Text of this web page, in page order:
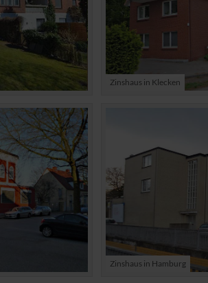
Zinshaus in Klecken
Zinshaus in Hamburg